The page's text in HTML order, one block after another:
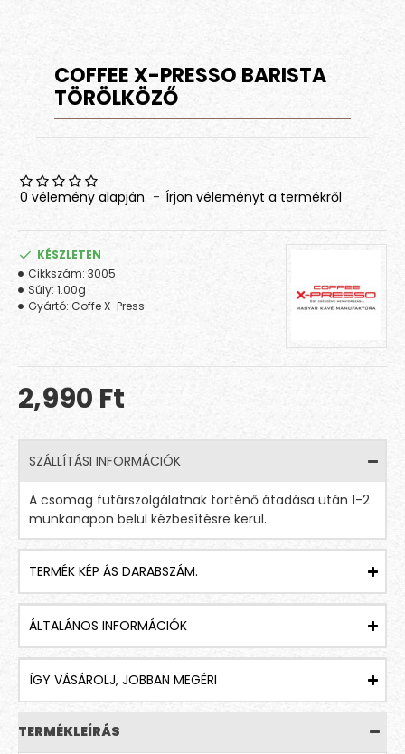
COFFEE X-PRESSO BARISTA
TÖRÖLKÖZŐ
0 vélemény alapján. - Írjon véleményt a termékről
2,990 Ft
KÉSZLETEN
Cikkszám: 3005
Súly: 1.00g
Gyártó: Coffe X-Press
SZÁLLÍTÁSI INFORMÁCIÓK
A csomag futárszolgálatnak történő átadása után 1-2
munkanapon belül kézbesítésre kerül.
TERMÉK KÉP ÁS DARABSZÁM.
ÁLTALÁNOS INFORMÁCIÓK
ÍGY VÁSÁROLJ, JOBBAN MEGÉRI
TERMÉKLEÍRÁS